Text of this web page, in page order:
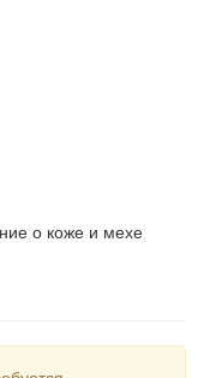
о коже и мехе
по
шкур и шкурок
них одежду и другие